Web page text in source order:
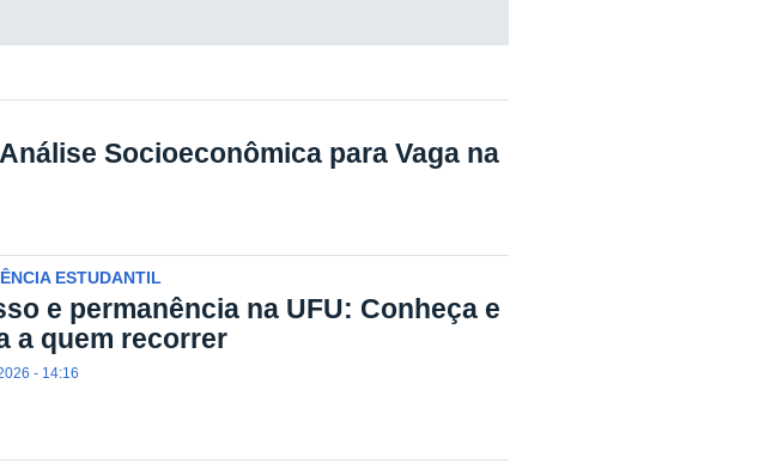
Socioeconômica para Vaga na
ESTUDANTIL
e permanência na UFU: Conheça e
a quem recorrer
- 14:16